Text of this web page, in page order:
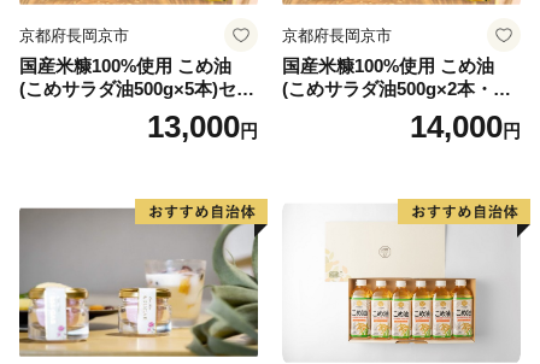
□オンラン申請
ワンストップ特例申請は、オンライン申請（申請書郵送
不要）が便利です。
オンライン申請 自治体マイページ https://mypg.jp/
◆配送に関するご注意
運送事業者のサービス見直しのため、お引越し等により
返礼品が転送になった場合、転送にかかる費用はお受取
する方のご負担（着払）となります。
お引越しをされた方は、お早めに住所変更のご連絡をお
願いいたします。
京都府長岡京市
国産米糠100%使用 こめ油
(こめサラダ油500g×5本)セッ
13,000円
京都府長岡京市
国産米糠100%使用 こめ油
(こめサラダ油500g×2本・こ
め胚芽油500g×3本)セット [1
14,000円